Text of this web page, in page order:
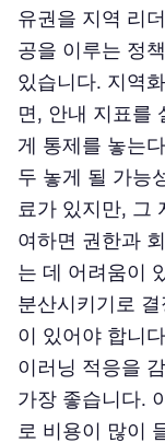
유권을 지역 리
공을 이루는 정
있습니다. 지역
면, 안내 지표를
게 통제를 놓는
두 놓게 될 가능
료가 있지만, 그
여하면 권한과
는 데 어려움이
분산시키기로
이 있어야 합니
이러닝 적응을
가장 좋습니다.
로 비용이 많이